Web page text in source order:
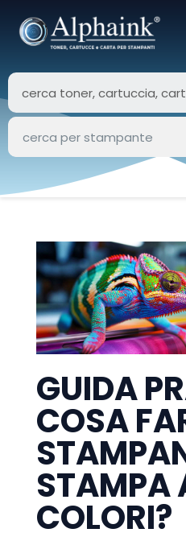
GUIDA
COSA
STAMPA
COLORI?